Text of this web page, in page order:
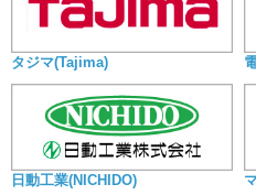
タジマ(Tajima)
日動工業(NICHIDO)